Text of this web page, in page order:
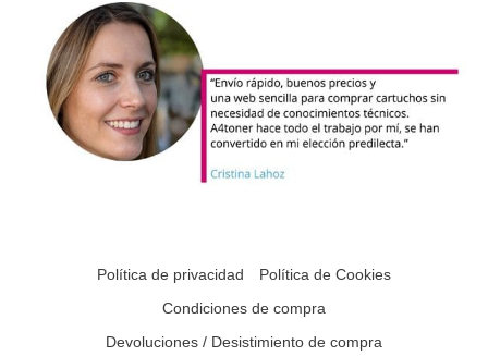
Política de privacidad
Política de Cookies
Condiciones de compra
Devoluciones / Desistimiento de compra